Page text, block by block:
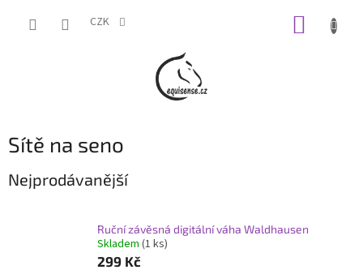
CZK
Sítě na seno
Nejprodávanější
Ruční závěsná digitální váha Waldhausen
Skladem (1 ks)
299 Kč